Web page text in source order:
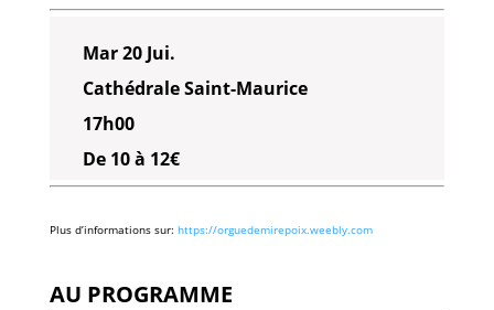
Mar 20 Jui.
Cathédrale Saint-Maurice
17h00
De 10 à 12€
Plus d’informations sur: https://orguedemirepoix.weebly.com
AU PROGRAMME